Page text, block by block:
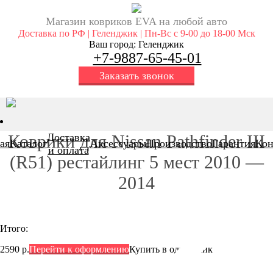
Магазин ковриков EVA ​на любой авто
Доставка по РФ | Геленджик | Пн-Вс с 9-00 до 18-00 Мск
Ваш город: Геленджик
+7-9887-65-45-01
Заказать звонок
Каталог
Доставка
и оплата
АксессуарыПроизводствоГарантия
Коврики для Nissan Pathfinder III
(R51) рестайлинг 5 мест 2010 —
2014
Итого:
2590 р.Перейти к оформлениюКупить в один клик